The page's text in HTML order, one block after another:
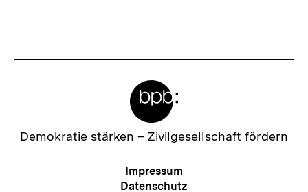
h
Zur
Demokratie stärken – Zivilgesellschaft fördern
Meta-
Navigation
Impressum
Datenschutz